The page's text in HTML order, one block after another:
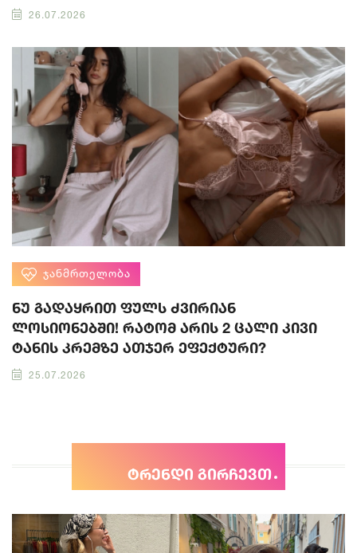
26.07.2026
ᲯᲐᲜᲛᲠᲗᲔᲚᲝᲑᲐ
ნუ გადაყრით ფულს ძვირიან
ლოსიონებში! რატომ არის 2 ცალი კივი
ტანის კრემზე ათჯერ ეფექტური?
25.07.2026
ტრენდი გირჩევთ